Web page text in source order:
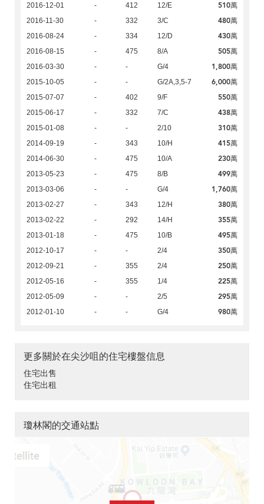
2016-12-01 - 412 12/E 510萬
2016-11-30 - 332 3/C 480萬
2016-08-24 - 334 12/D 430萬
2016-08-15 - 475 8/A 505萬
2016-03-30 - - G/4 1,800萬
2015-10-05 - - G/2A,3,5-7 6,000萬
2015-07-07 - 402 9/F 550萬
2015-06-17 - 332 7/C 438萬
2015-01-08 - - 2/10 310萬
2014-09-19 - 343 10/H 415萬
2014-06-30 - 475 10/A 230萬
2013-05-23 - 475 8/B 499萬
2013-03-06 - - G/4 1,760萬
2013-02-27 - 343 12/H 380萬
2013-02-22 - 292 14/H 355萬
2013-01-18 - 475 10/B 495萬
2012-10-17 - - 2/4 350萬
2012-09-21 - 355 2/4 250萬
2012-05-16 - 355 1/4 225萬
2012-05-09 - - 2/5 295萬
2012-01-10 - - G/4 980萬
更多關於在尖沙咀的住宅樓盤信息
住宅出售
住宅出租
瓊林閣的交通站點